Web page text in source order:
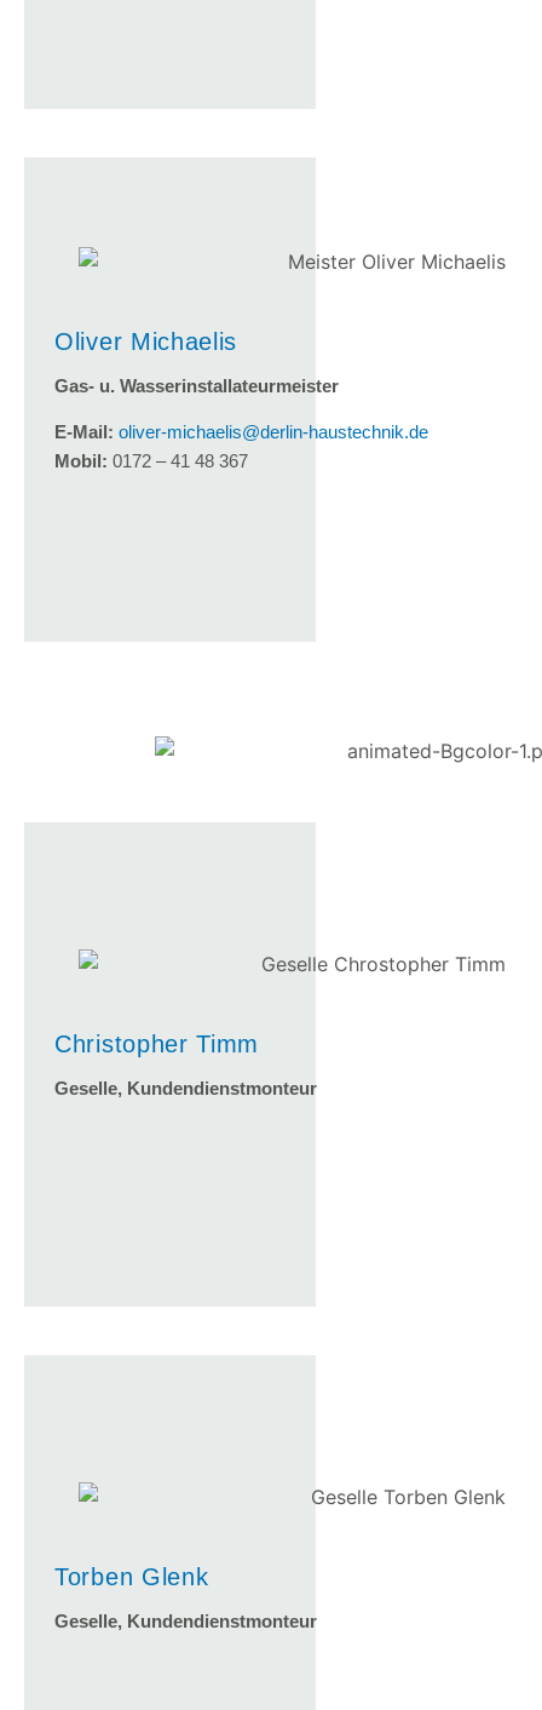
Oliver Michaelis
Gas- u. Wasserinstallateurmeister
E-Mail: oliver-michaelis@derlin-haustechnik.de
Mobil: 0172 – 41 48 367
Christopher Timm
Geselle, Kundendienstmonteur
Torben Glenk
Geselle, Kundendienstmonteur